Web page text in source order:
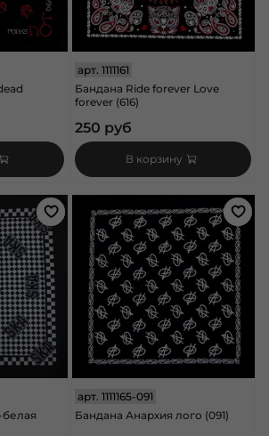
арт.1111161
Бандана Ride forever Love
forever (616)
250 руб
В корзину
арт.1111165-091
Бандана Анархия лого (091)